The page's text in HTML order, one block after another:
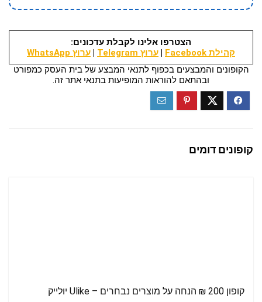
הצטרפו אלינו לקבלת עדכונים:
קהילת Facebook
| ערוץ Telegram | ערוץ WhatsApp
הקופונים והמבצעים בכפוף לתנאי המבצע של בית העסק כמפורט
ובהתאם להוראות המופיעות בתנאי אתר זה.
קופונים דומים
קופון 200 ₪ הנחה על מוצרים נבחרים – Ulike יולייק